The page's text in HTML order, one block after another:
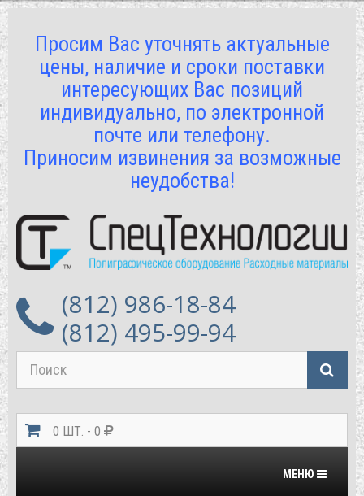
Просим Вас уточнять актуальные
цены, наличие и сроки поставки
интересующих Вас позиций
индивидуально, по электронной
почте или телефону.
Приносим извинения за возможные
неудобства!
(812) 986-18-84
(812) 495-99-94
0 ШТ. - 0
Переключить
МЕНЮ